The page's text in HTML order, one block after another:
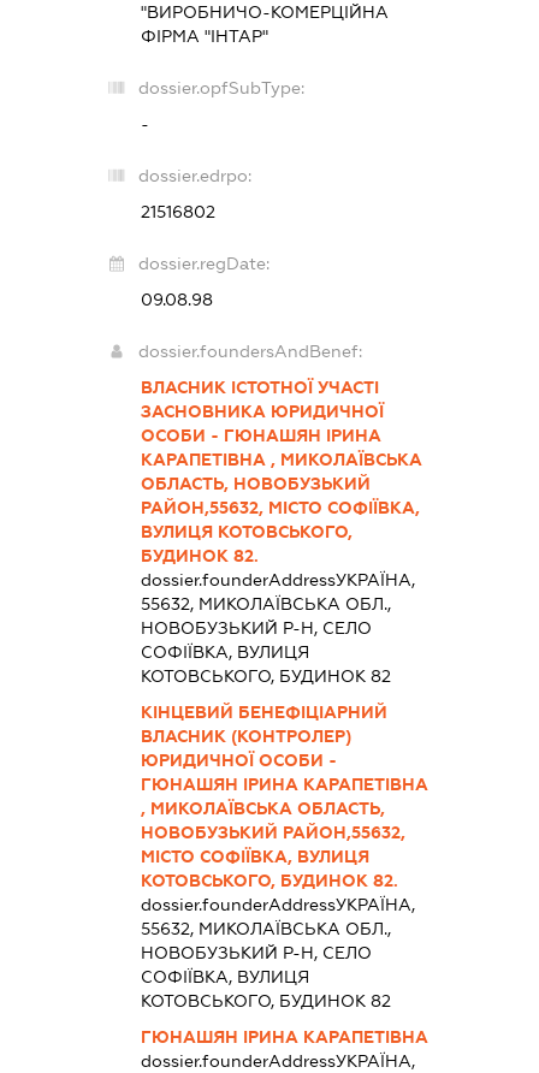
"ВИРОБНИЧО-КОМЕРЦІЙНА
ФІРМА "ІНТАР"
dossier.opfSubType:
-
dossier.edrpo:
21516802
dossier.regDate:
09.08.98
dossier.foundersAndBenef:
ВЛАСНИК ІСТОТНОЇ УЧАСТІ
ЗАСНОВНИКА ЮРИДИЧНОЇ
ОСОБИ - ГЮНАШЯН ІРИНА
КАРАПЕТІВНА , МИКОЛАЇВСЬКА
ОБЛАСТЬ, НОВОБУЗЬКИЙ
РАЙОН,55632, МІСТО СОФІЇВКА,
ВУЛИЦЯ КОТОВСЬКОГО,
БУДИНОК 82.
dossier.founderAddressУКРАЇНА,
55632, МИКОЛАЇВСЬКА ОБЛ.,
НОВОБУЗЬКИЙ Р-Н, СЕЛО
СОФІЇВКА, ВУЛИЦЯ
КОТОВСЬКОГО, БУДИНОК 82
КІНЦЕВИЙ БЕНЕФІЦІАРНИЙ
ВЛАСНИК (КОНТРОЛЕР)
ЮРИДИЧНОЇ ОСОБИ -
ГЮНАШЯН ІРИНА КАРАПЕТІВНА
, МИКОЛАЇВСЬКА ОБЛАСТЬ,
НОВОБУЗЬКИЙ РАЙОН,55632,
МІСТО СОФІЇВКА, ВУЛИЦЯ
КОТОВСЬКОГО, БУДИНОК 82.
dossier.founderAddressУКРАЇНА,
55632, МИКОЛАЇВСЬКА ОБЛ.,
НОВОБУЗЬКИЙ Р-Н, СЕЛО
СОФІЇВКА, ВУЛИЦЯ
КОТОВСЬКОГО, БУДИНОК 82
ГЮНАШЯН ІРИНА КАРАПЕТІВНА
dossier.founderAddressУКРАЇНА,